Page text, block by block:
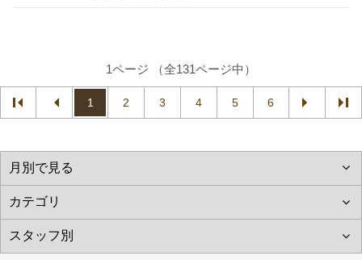
1ページ （全131ページ中）
1 2 3 4 5 6